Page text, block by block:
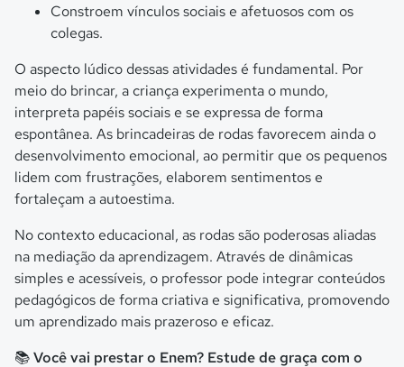
Constroem vínculos sociais e afetuosos com os
colegas.
O aspecto lúdico dessas atividades é fundamental. Por
meio do brincar, a criança experimenta o mundo,
interpreta papéis sociais e se expressa de forma
espontânea. As brincadeiras de rodas favorecem ainda o
desenvolvimento emocional, ao permitir que os pequenos
lidem com frustrações, elaborem sentimentos e
fortaleçam a autoestima.
No contexto educacional, as rodas são poderosas aliadas
na mediação da aprendizagem. Através de dinâmicas
simples e acessíveis, o professor pode integrar conteúdos
pedagógicos de forma criativa e significativa, promovendo
um aprendizado mais prazeroso e eficaz.
📚 Você vai prestar o Enem? Estude de graça com o